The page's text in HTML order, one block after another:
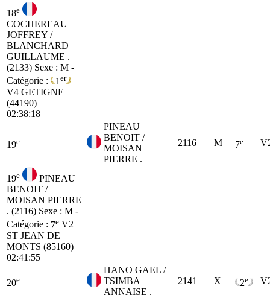
18e
COCHEREAU
JOFFREY /
BLANCHARD
GUILLAUME .
(2133) Sexe : M -
Catégorie :
1 er
V4 GETIGNE
(44190)
02:38:18
19e
PINEAU
BENOIT /
MOISAN
PIERRE .
2116 M 7e
19e
PINEAU
BENOIT /
MOISAN PIERRE
. (2116) Sexe : M -
Catégorie : 7e V2
ST JEAN DE
MONTS (85160)
02:41:55
20e
HANO GAEL /
TSIMBA
ANNAISE .
2141 X 2e